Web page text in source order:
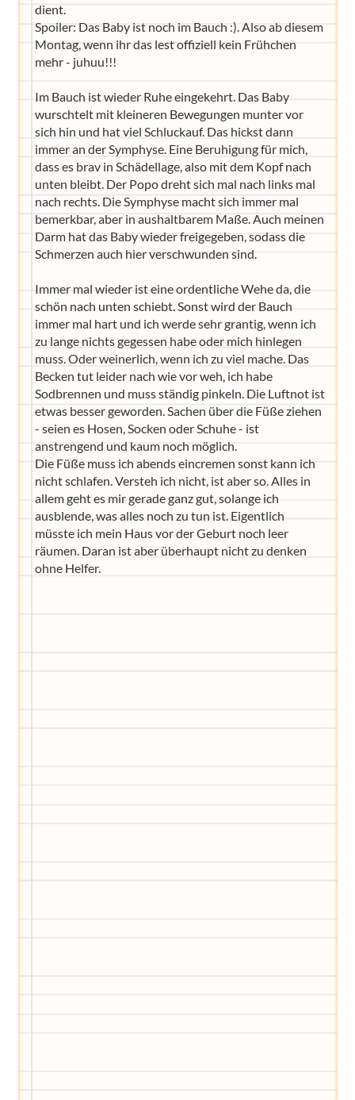
dient.
Spoiler: Das Baby ist noch im Bauch :). Also ab diesem
Montag, wenn ihr das lest offiziell kein Frühchen
mehr - juhuu!!!
Im Bauch ist wieder Ruhe eingekehrt. Das Baby
wurschtelt mit kleineren Bewegungen munter vor
sich hin und hat viel Schluckauf. Das hickst dann
immer an der Symphyse. Eine Beruhigung für mich,
dass es brav in Schädellage, also mit dem Kopf nach
unten bleibt. Der Popo dreht sich mal nach links mal
nach rechts. Die Symphyse macht sich immer mal
bemerkbar, aber in aushaltbarem Maße. Auch meinen
Darm hat das Baby wieder freigegeben, sodass die
Schmerzen auch hier verschwunden sind.
Immer mal wieder ist eine ordentliche Wehe da, die
schön nach unten schiebt. Sonst wird der Bauch
immer mal hart und ich werde sehr grantig, wenn ich
zu lange nichts gegessen habe oder mich hinlegen
muss. Oder weinerlich, wenn ich zu viel mache. Das
Becken tut leider nach wie vor weh, ich habe
Sodbrennen und muss ständig pinkeln. Die Luftnot ist
etwas besser geworden. Sachen über die Füße ziehen
- seien es Hosen, Socken oder Schuhe - ist
anstrengend und kaum noch möglich.
Die Füße muss ich abends eincremen sonst kann ich
nicht schlafen. Versteh ich nicht, ist aber so. Alles in
allem geht es mir gerade ganz gut, solange ich
ausblende, was alles noch zu tun ist. Eigentlich
müsste ich mein Haus vor der Geburt noch leer
räumen. Daran ist aber überhaupt nicht zu denken
ohne Helfer.